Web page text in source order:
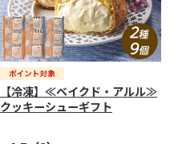
【冷凍】≪ベイクド・アルル≫
クッキーシューギフト